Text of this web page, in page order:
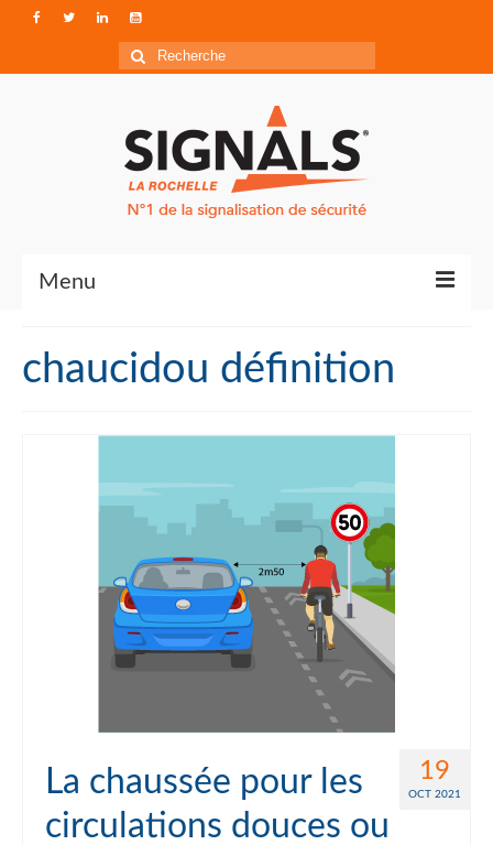
Rechercher
:
Menu
Qui sommes-nous ?
Accéder à Signals
chaucidou définition
19
OCT 2021
La chaussée pour les
circulations douces ou